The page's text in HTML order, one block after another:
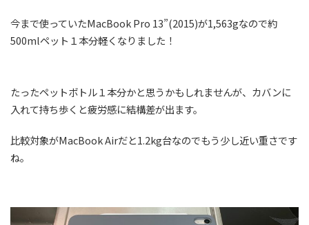
今まで使っていたMacBook Pro 13”(2015)が1,563gなので約
500mlペット１本分軽くなりました！
たったペットボトル１本分かと思うかもしれませんが、カバンに
入れて持ち歩くと疲労感に結構差が出ます。
比較対象がMacBook Airだと1.2kg台なのでもう少し近い重さです
ね。